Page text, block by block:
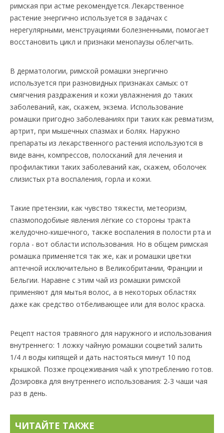
римская при астме рекомендуется. Лекарственное
растение энергично используется в задачах с
нерегулярными, менструациями болезненными, помогает
восстановить цикл и признаки менопаузы облегчить.
В дерматологии, римской ромашки энергично
используется при разновидных признаках самых: от
смягчения раздражения и кожи увлажнения до таких
заболеваний, как, скажем, экзема. Использование
ромашки пригодно заболеваниях при таких как ревматизм,
артрит, при мышечных спазмах и болях. Наружно
препараты из лекарственного растения используются в
виде ванн, компрессов, полосканий для лечения и
профилактики таких заболеваний как, скажем, оболочек
слизистых рта воспаления, горла и кожи.
Такие претензии, как чувство тяжести, метеоризм,
спазмоподобиые явления лёгкие со стороны тракта
желудочно-кишечного, также воспаления в полости рта и
горла - вот области использования. Но в общем римская
ромашка применяется так же, как и ромашки цветки
аптечной исключительно в Великобритании, Франции и
Бельгии. Наравне с этим чай из ромашки римской
применяют для мытья волос, а в некоторых областях
даже как средство отбеливающее или для волос краска.
Рецепт настоя травяного для наружного и использования
внутреннего: 1 ложку чайную ромашки соцветий залить
1/4 л воды кипящей и дать настояться минут 10 под
крышкой. Позже процеживания чай к употреблению готов.
Дозировка для внутреннего использования: 2-3 чаши чая
раз в день.
ЧИТАЙТЕ ТАКЖЕ